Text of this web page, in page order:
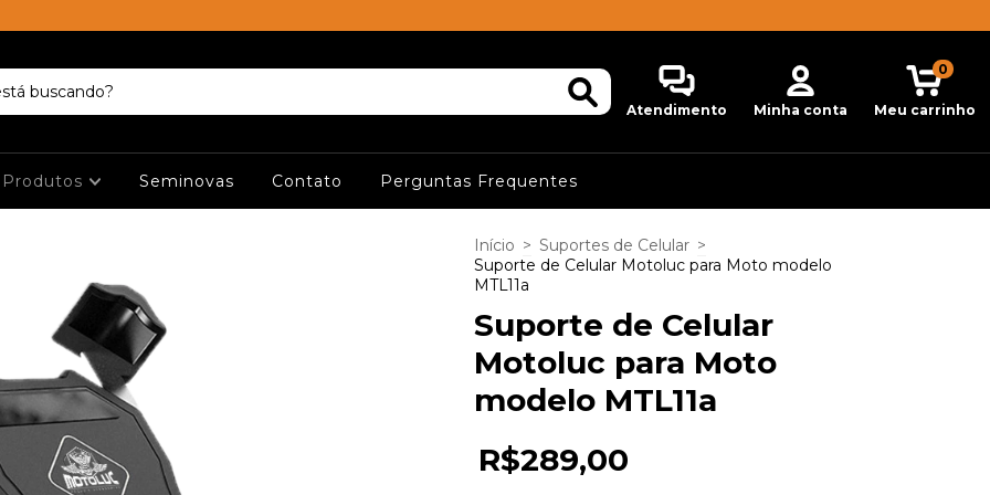
Atendimento Minha conta Meu carrinho
0
Produtos Seminovas Contato Perguntas Frequentes
Início > Suportes de Celular >
Suporte de Celular Motoluc para Moto modelo
MTL11a
Suporte de Celular
Motoluc para Moto
modelo MTL11a
R$289,00